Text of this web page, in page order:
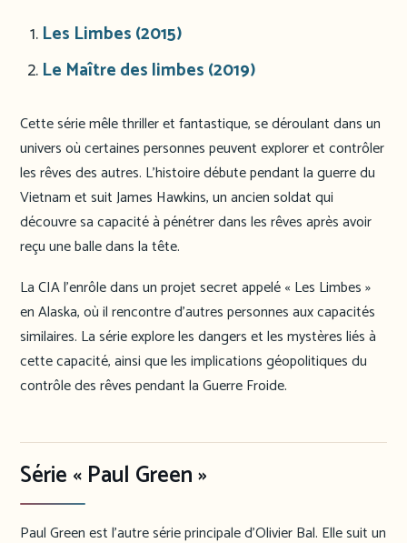
Les Limbes (2015)
Le Maître des limbes (2019)
Cette série mêle thriller et fantastique, se déroulant dans un
univers où certaines personnes peuvent explorer et contrôler
les rêves des autres. L’histoire débute pendant la guerre du
Vietnam et suit James Hawkins, un ancien soldat qui
découvre sa capacité à pénétrer dans les rêves après avoir
reçu une balle dans la tête.
La CIA l’enrôle dans un projet secret appelé « Les Limbes »
en Alaska, où il rencontre d’autres personnes aux capacités
similaires. La série explore les dangers et les mystères liés à
cette capacité, ainsi que les implications géopolitiques du
contrôle des rêves pendant la Guerre Froide.
Série « Paul Green »
Paul Green est l’autre série principale d’Olivier Bal. Elle suit un